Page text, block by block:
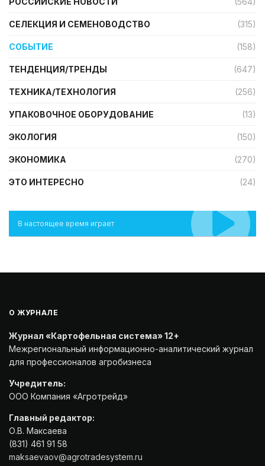
СЕЛЕКЦИЯ И СЕМЕНОВОДСТВО (315)
СОБЫТИЕ (158)
ТЕНДЕНЦИЯ/ТРЕНДЫ (647)
ТЕХНИКА/ТЕХНОЛОГИЯ (256)
УПАКОВОЧНОЕ ОБОРУДОВАНИЕ (13)
ЭКОЛОГИЯ (150)
ЭКОНОМИКА (270)
ЭТО ИНТЕРЕСНО (24)
В настоящее время играет
О ЖУРНАЛЕ
Журнал «Картофельная система» 12+
Межрегиональный информационно-аналитический журнал
для профессионалов агробизнеса
Учредитель:
ООО Компания «Агротрейд»
Главный редактор:
О.В. Максаева
(831) 461 91 58
maksaevaov@agrotradesystem.ru